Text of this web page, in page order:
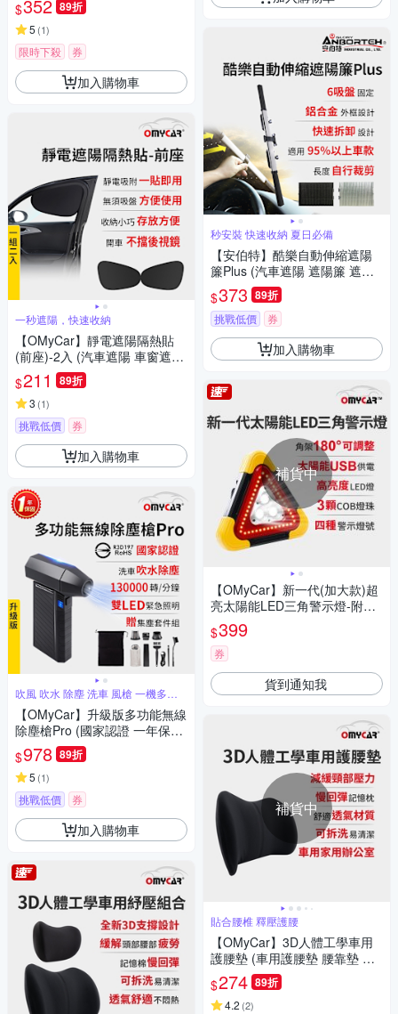
$352 89折
5 (1)
限時下殺 券
加入購物車
一秒遮陽，快速收納
【OMyCar】靜電遮陽隔熱貼
(前座)-2入 (汽車遮陽 車窗遮陽
防曬遮光)
$211 89折
3 (1)
挑戰低價 券
加入購物車
吹風 吹水 除塵 洗車 風槍 一機多用
途
【OMyCar】升級版多功能無線
除塵槍Pro (國家認證 一年保固)
充氣洗車 暴力渦輪風扇 手持強
力風槍 暴力吹風
$978 89折
5 (1)
挑戰低價 券
加入購物車
秒安裝 快速收納 夏日必備
【安伯特】酷樂自動伸縮遮陽
簾Plus (汽車遮陽 遮陽簾 遮陽
板)
$373 89折
挑戰低價 券
加入購物車
補貨中
【OMyCar】新一代(加大款)超
亮太陽能LED三角警示燈-附US
B充電線 站立/手提兩用-快
$399
券
貨到通知我
補貨中
貼合腰椎 釋壓護腰
【OMyCar】3D人體工學車用
護腰墊 (車用護腰墊 腰靠墊 腰
枕 慢回彈護腰墊)
$274 89折
4.2 (2)